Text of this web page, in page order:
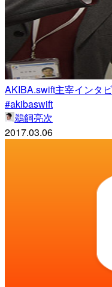
AKIBA.swift主宰インタ
#akibaswift
鵜飼亮次
2017.03.06